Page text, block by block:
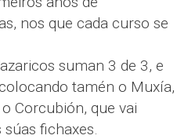
nos que cada curso se
suman 3 de 3, e
tamén o Muxía,
Corcubión, que vai
fichaxes.